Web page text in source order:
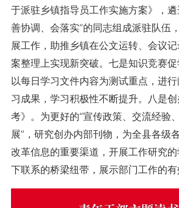
于派驻乡镇指导员工作实施方案》，遴
善协调、会落实”的同志组成派驻队伍
展工作，助推乡镇在公文运转、会议
案整理上实现新突破。七是知识竞赛促
以每日学习文件内容为测试重点，进
习成果，学习积极性不断提升。八是
考》。为更好的“宣传政策、交流经验
展”，研究创办内部刊物，为全县各级
改革信息的重要渠道，开展工作研究
下联系的桥梁纽带，展示部门工作的有